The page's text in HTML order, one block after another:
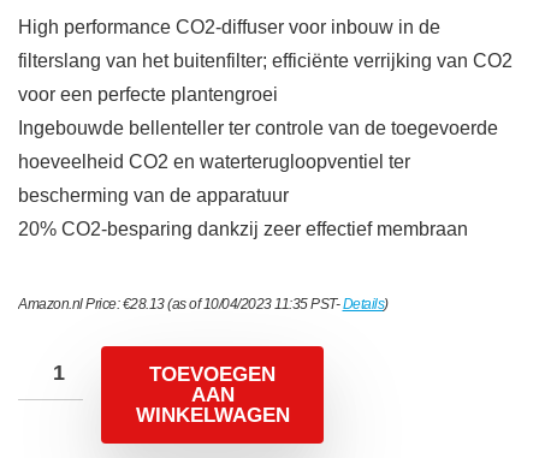
High performance CO2-diffuser voor inbouw in de
filterslang van het buitenfilter; efficiënte verrijking van CO2
voor een perfecte plantengroei
Ingebouwde bellenteller ter controle van de toegevoerde
hoeveelheid CO2 en waterterugloopventiel ter
bescherming van de apparatuur
20% CO2-besparing dankzij zeer effectief membraan
Amazon.nl Price:€28.13(as of 10/04/2023 11:35 PST-Details)
TOEVOEGEN
AAN
WINKELWAGEN